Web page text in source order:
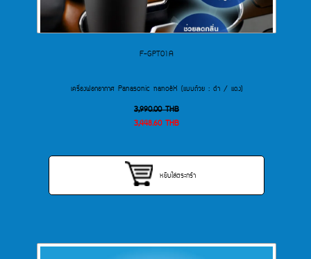
F-GPT01A
เครื่องฟอกอากาศ Panasonic nanoe™X (แบบถ้วย : ดำ / แดง)
3,990.00 THB
3,448.60 THB
หยิบใส่ตระกร้า